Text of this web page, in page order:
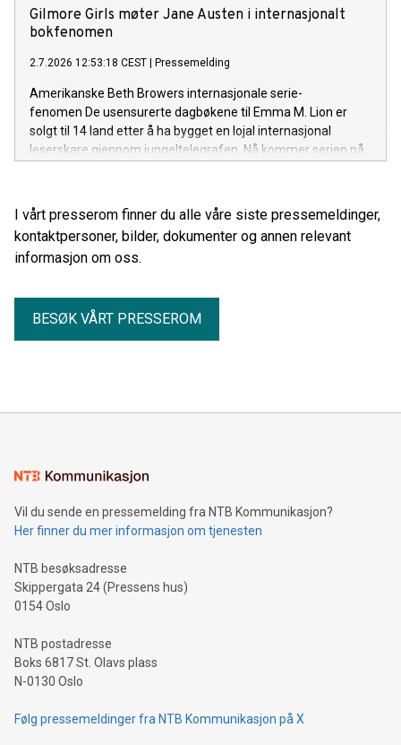
år.
Gilmore Girls møter Jane Austen i internasjonalt
bokfenomen
2.7.2026 12:53:18 CEST Pressemelding
Amerikanske Beth Browers internasjonale serie-
fenomen De usensurerte dagbøkene til Emma M. Lion er
solgt til 14 land etter å ha bygget en lojal internasjonal
leserskare gjennom jungeltelegrafen. Nå kommer serien på
I vårt presserom finner du alle våre siste pressemeldinger,
kontaktpersoner, bilder, dokumenter og annen relevant
informasjon om oss.
BESØK VÅRT PRESSEROM
Vil du sende en pressemelding fra NTB Kommunikasjon?
Her finner du mer informasjon om tjenesten
NTB besøksadresse
Skippergata 24 (Pressens hus)
0154 Oslo
NTB postadresse
Boks 6817 St. Olavs plass
N-0130 Oslo
Følg pressemeldinger fra NTB Kommunikasjon på X